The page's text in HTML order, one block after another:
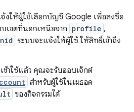
งให้ผู้ใช้เลือกบัญชี Google เพื่อลงชื่อ
เขตที่นอกเหนือจาก profile ,
ระบบจะแจ้งให้ผู้ใช้ ให้สิทธิ์เข้าถึง
ข้าใช้แล้ว คุณจะรับออบเจ็กต์
สำหรับผู้ใช้ในเมธอด
ของกิจกรรมได้